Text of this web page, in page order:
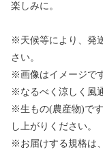
楽しみに。
※天候等により、発
さい。
※画像はイメージで
※なるべく涼しく風
※生もの(農産物)で
し上がりください。
※お届けする規格は